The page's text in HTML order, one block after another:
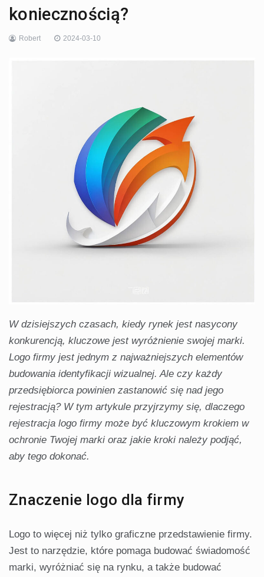
koniecznością?
Robert 2024-03-10
W dzisiejszych czasach, kiedy rynek jest nasycony
konkurencją, kluczowe jest wyróżnienie swojej marki.
Logo firmy jest jednym z najważniejszych elementów
budowania identyfikacji wizualnej. Ale czy każdy
przedsiębiorca powinien zastanowić się nad jego
rejestracją? W tym artykule przyjrzymy się, dlaczego
rejestracja logo firmy może być kluczowym krokiem w
ochronie Twojej marki oraz jakie kroki należy podjąć,
aby tego dokonać.
Znaczenie logo dla firmy
Logo to więcej niż tylko graficzne przedstawienie firmy.
Jest to narzędzie, które pomaga budować świadomość
marki, wyróżniać się na rynku, a także budować